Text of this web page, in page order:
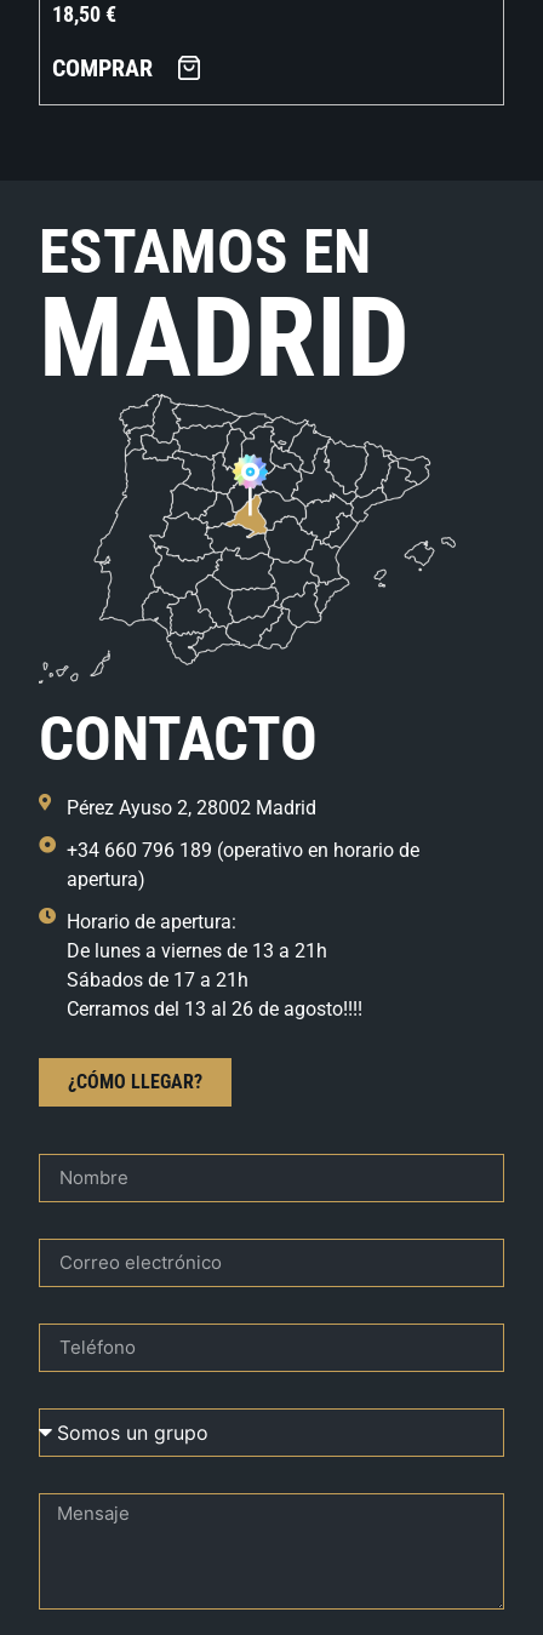
18,50€
COMPRAR
ESTAMOS EN
MADRID
CONTACTO
Pérez Ayuso 2, 28002 Madrid
+34 660 796 189 (operativo en horario de
apertura)
Horario de apertura:
De lunes a viernes de 13 a 21h
Sábados de 17 a 21h
Cerramos del 13 al 26 de agosto!!!!
¿CÓMO LLEGAR?